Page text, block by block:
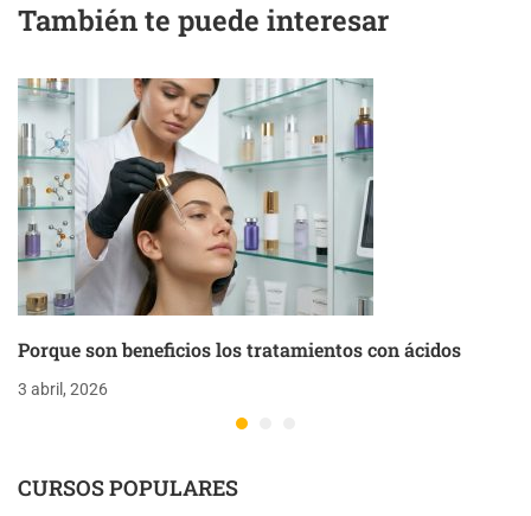
También te puede interesar
Porque son beneficios los tratamientos con ácidos
3 abril, 2026
CURSOS POPULARES